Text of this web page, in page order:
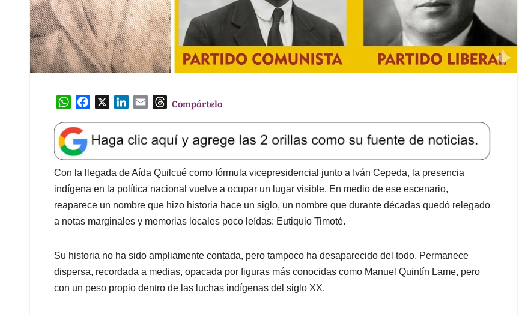
W
a
t
s
A
p
p
e
b
o
o
k
k
e
d
I
n
l
T
e
a
d
s
Compártelo
Con la llegada de Aída Quilcué como fórmula vicepresidencial junto a Iván Cepeda, la presencia
indígena en la política nacional vuelve a ocupar un lugar visible. En medio de ese escenario,
reaparece un nombre que hizo historia hace un siglo, un nombre que durante décadas quedó relegado
a notas marginales y memorias locales poco leídas: Eutiquio Timoté.
Su historia no ha sido ampliamente contada, pero tampoco ha desaparecido del todo. Permanece
dispersa, recordada a medias, opacada por figuras más conocidas como Manuel Quintín Lame, pero
con un peso propio dentro de las luchas indígenas del siglo XX.